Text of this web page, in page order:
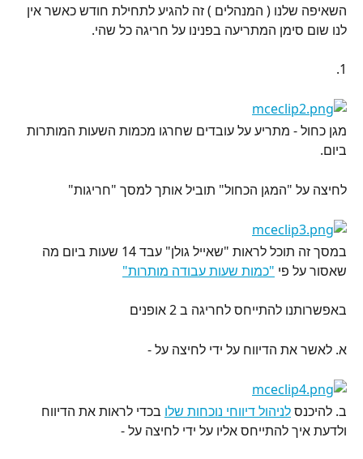
השאיפה שלנו ( המנהלים ) זה להגיע לתחילת חודש כאשר אין
לנו שום סימן המתריעה בפנינו על חריגה כל שהי.
1.
מגן כחול - מתריע על עובדים שחרגו מכמות השעות המותרות
ביום.
לחיצה על "המגן הכחול" תוביל אותך למסך "חריגות"
במסך זה תוכל לראות "שאייל גולן" עבד 14 שעות ביום מה
שאסור על פי "כמות שעות עבודה מותרות"
באפשרותנו להתייחס לחריגה ב 2 אופנים
א. לאשר את הדיווח על ידי לחיצה על -
ב. להיכנס לניהול דיווחי נוכחות שלו בכדי לראות את הדיווח
ולדעת איך להתייחס אליו על ידי לחיצה על -